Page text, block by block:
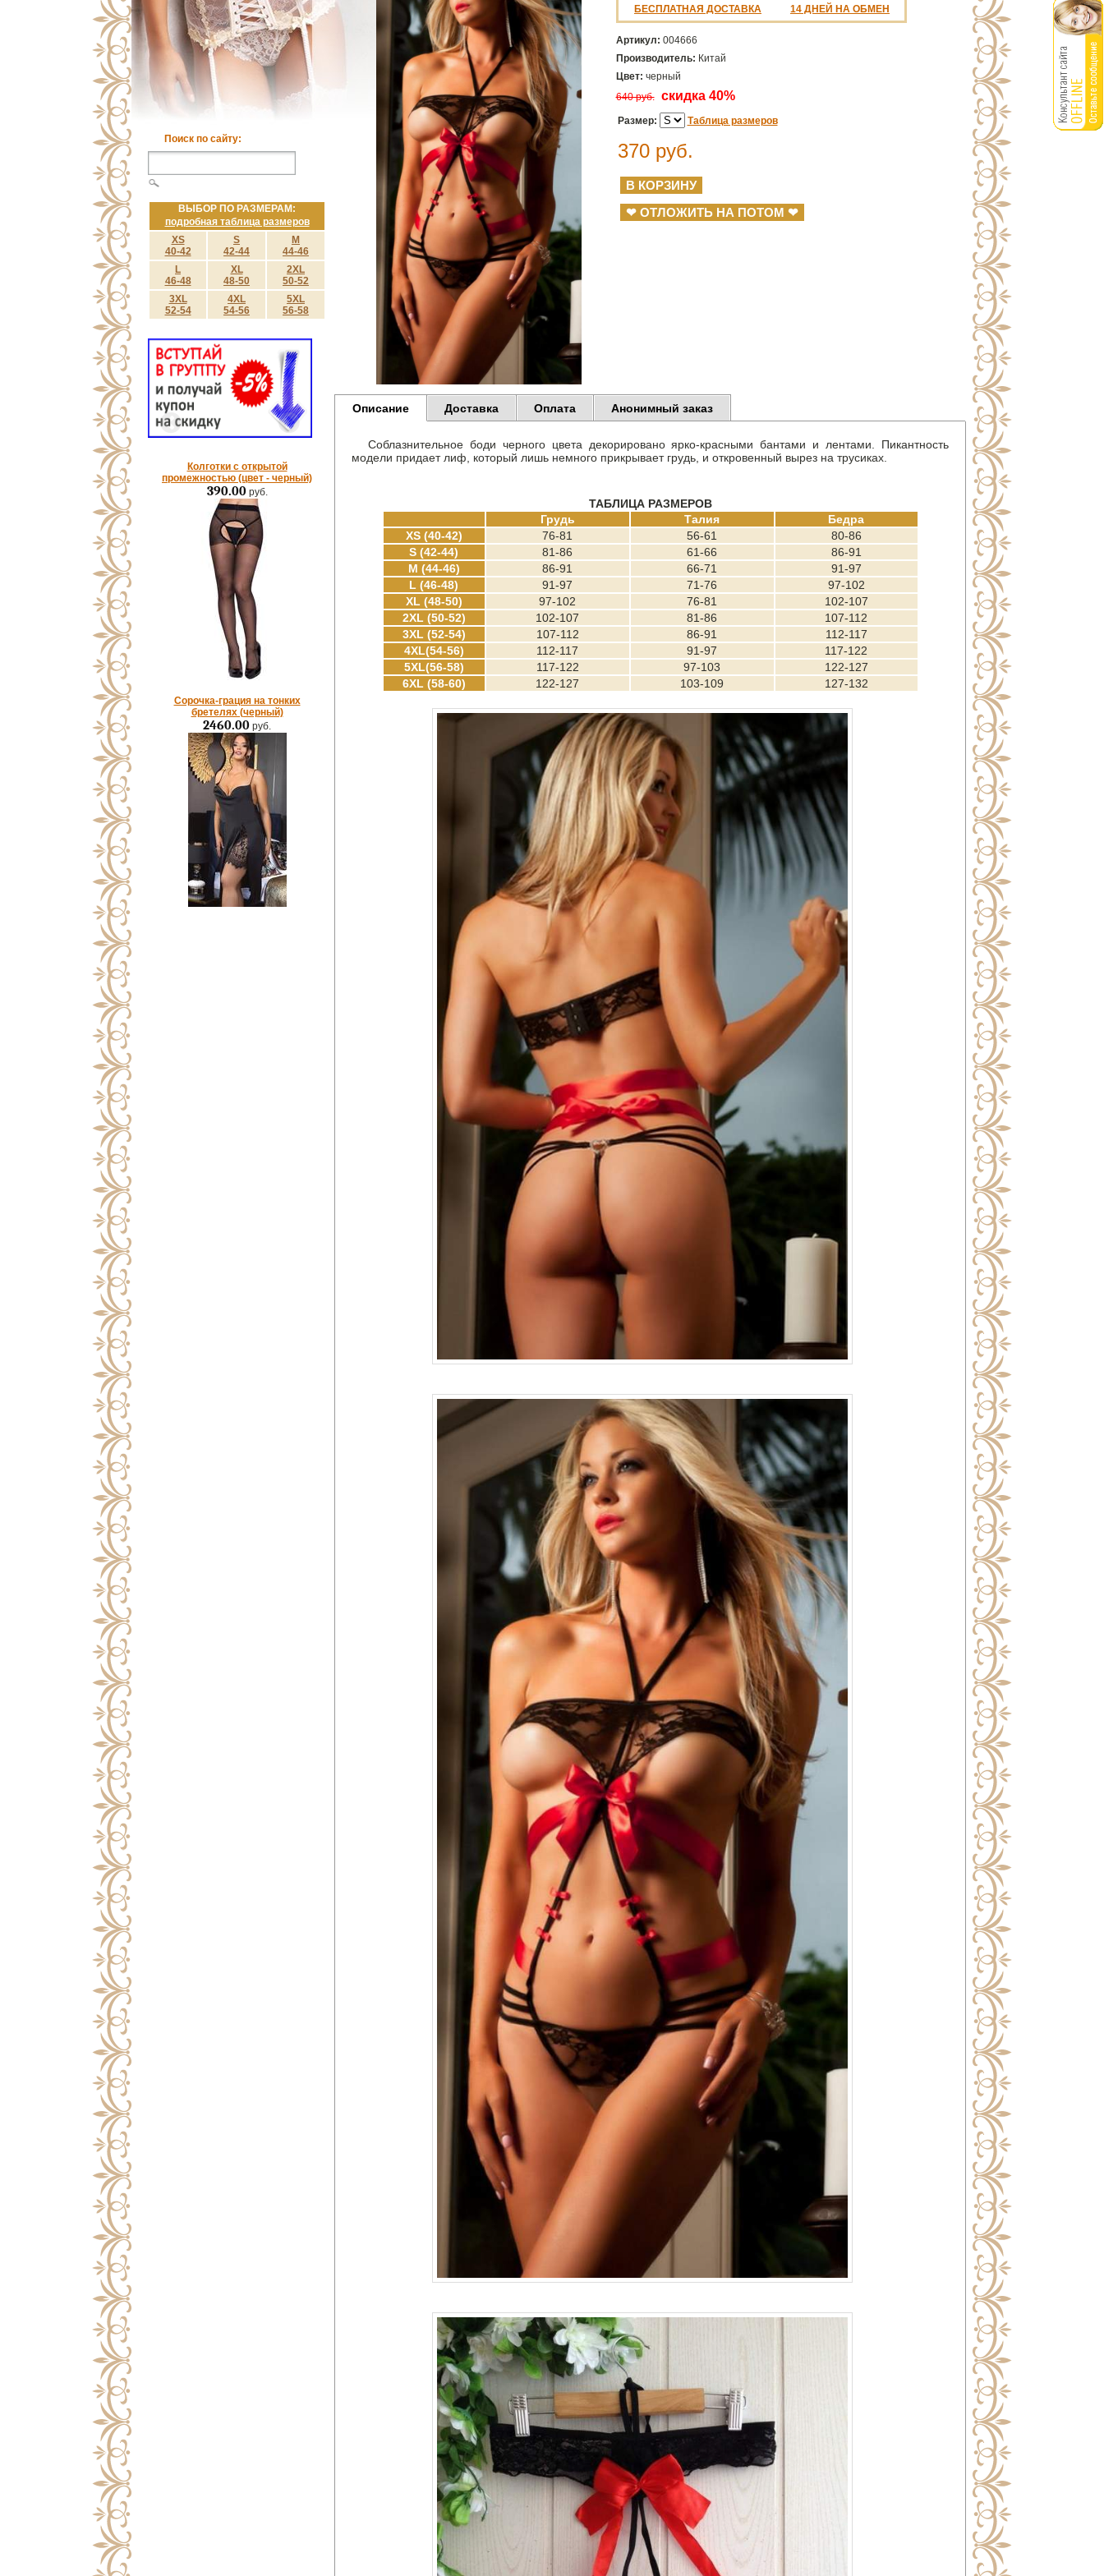
Поиск по сайту:
ВЫБОР ПО РАЗМЕРАМ:
подробная таблица размеров
XS
40-42
S
42-44
M
44-46
L
46-48
XL
48-50
2XL
50-52
3XL
52-54
4XL
54-56
5XL
56-58
Колготки с открытой
промежностью (цвет - черный)
390.00руб.
Сорочка-грация на тонких
бретелях (черный)
2460.00 руб.
БЕСПЛАТНАЯ ДОСТАВКА 14 ДНЕЙ НА ОБМЕН
Артикул: 004666
Производитель: Китай
Цвет: черный
640 руб.скидка 40%
Размер: Таблица размеров
370руб.
❤ ОТЛОЖИТЬ НА ПОТОМ ❤
Описание Доставка Оплата Анонимный заказ
Соблазнительное боди черного цвета декорировано ярко-красными бантами и лентами. Пикантность
модели придает лиф, который лишь немного прикрывает грудь, и откровенный вырез на трусиках.
ТАБЛИЦА РАЗМЕРОВ
Грудь
Талия
Бедра
XS (40-42)
76-81 56-61
80-86
S (42-44)
81-86 61-66
86-91
M (44-46)
86-91 66-71
91-97
L (46-48)
91-97 71-76
97-102
XL (48-50)
97-102 76-81
102-107
2XL (50-52)
102-107 81-86
107-112
3XL (52-54)
107-112 86-91
112-117
4XL(54-56)
112-117 91-97
117-122
5XL(56-58)
117-122 97-103
122-127
6XL (58-60)
122-127 103-109 127-132